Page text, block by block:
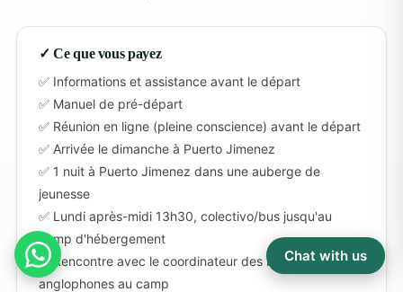
✓ Ce que vous payez
Informations et assistance avant le départ
Manuel de pré-départ
Réunion en ligne (pleine conscience) avant le départ
Arrivée le dimanche à Puerto Jimenez
1 nuit à Puerto Jimenez dans une auberge de
jeunesse
Lundi après-midi 13h30, colectivo/bus jusqu'au
camp d'hébergement
Rencontre avec le coordinateur des bénévoles
anglophones au camp
Chat with us